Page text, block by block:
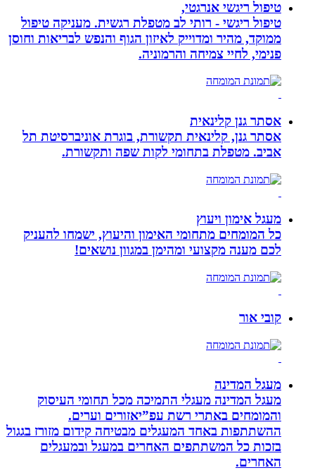
טיפול ריגשי אנרגטי,
טיפול ריגשי - רותי לב מטפלת רגשית. מעניקה טיפול
ממוקד, מהיר ומדוייק לאיזון הגוף והנפש לבריאות וחוסן
פנימי, לחיי צמיחה והרמוניה.
אסתר גנן קלינאית
אסתר גנן, קלינאית תקשורת, בוגרת אוניברסיטת תל
אביב. מטפלת בתחומי לקות שפה ותקשורת.
מעגל אימון ויעוץ
כל המומחים מתחומי האימון והיעוץ, ישמחו להעניק
לכם מענה מקצועי ומהימן במגוון נושאים!
קובי אור
מעגל המדינה
מעגל המדינה מעגלי התמיכה מכל תחומי העיסוק
והמומחים באתרי רשת עפ”יאזורים וערים.
ההשתתפות באחד המעגלים מבטיחה קידום מזורז בגגול
בזכות כל המשתתפים האחרים במעגל ובמעגלים
האחרים.